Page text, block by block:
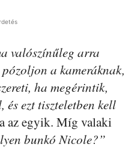
valószínűleg arra
a kameráknak,
ha megérintik,
ezt tiszteletben kell
az egyik. Míg valaki
bunkó Nicole?”